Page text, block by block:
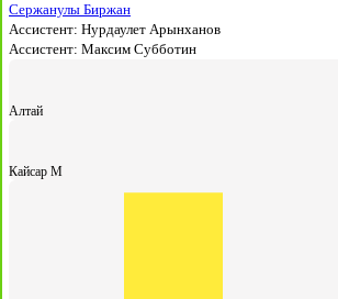
Сержанулы Биржан
Ассистент: Нурдаулет Арынханов
Ассистент: Максим Субботин
Алтай
Кайсар М